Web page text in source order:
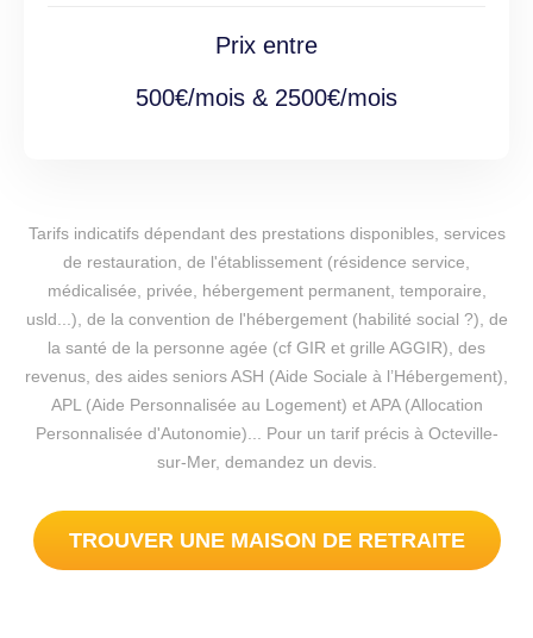
Prix entre
500€/mois & 2500€/mois
Tarifs indicatifs dépendant des prestations disponibles, services
de restauration, de l'établissement (résidence service,
médicalisée, privée, hébergement permanent, temporaire,
usld...), de la convention de l'hébergement (habilité social ?), de
la santé de la personne agée (cf GIR et grille AGGIR), des
revenus, des aides seniors ASH (Aide Sociale à l’Hébergement),
APL (Aide Personnalisée au Logement) et APA (Allocation
Personnalisée d'Autonomie)... Pour un tarif précis à Octeville-
sur-Mer, demandez un devis.
TROUVER UNE MAISON DE RETRAITE